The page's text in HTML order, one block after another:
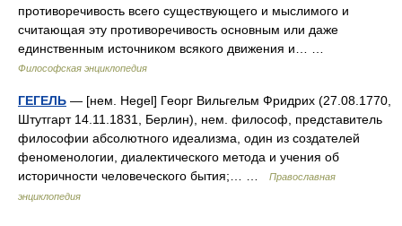
противоречивость всего существующего и мыслимого и
считающая эту противоречивость основным или даже
единственным источником всякого движения и… …
Философская энциклопедия
ГЕГЕЛЬ — [нем. Hegel] Георг Вильгельм Фридрих (27.08.1770,
Штутгарт 14.11.1831, Берлин), нем. философ, представитель
философии абсолютного идеализма, один из создателей
феноменологии, диалектического метода и учения об
историчности человеческого бытия;… …
Православная
энциклопедия